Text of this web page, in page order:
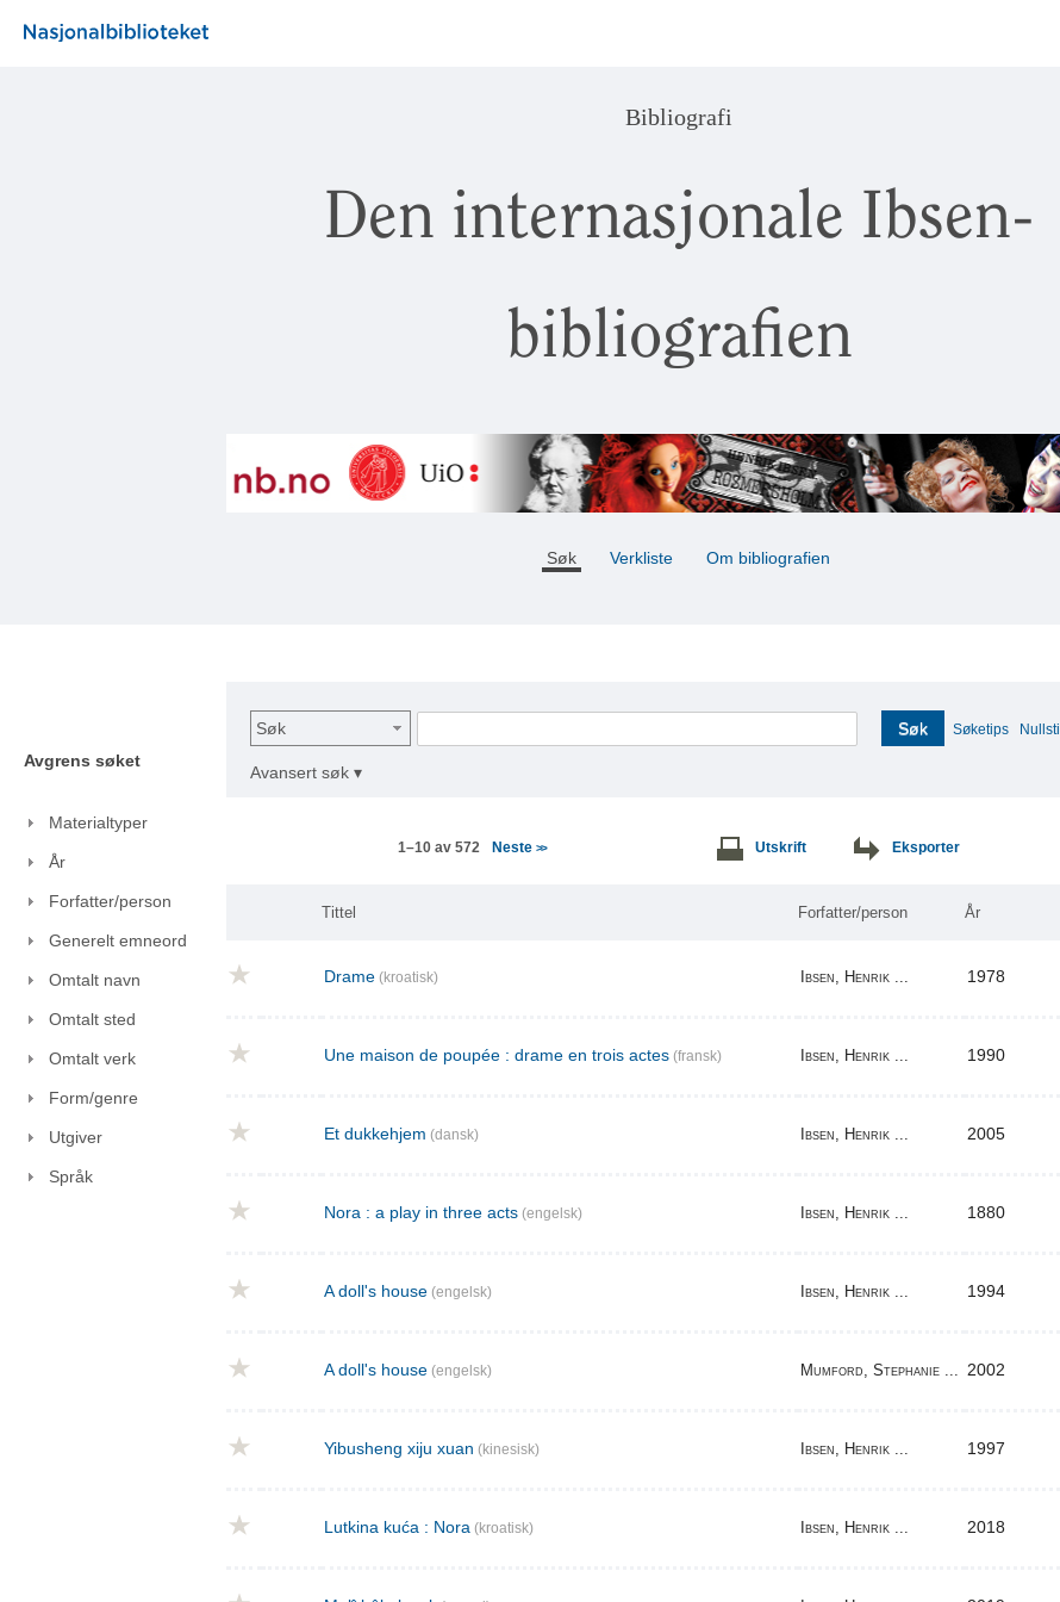
Bibliografi
Den internasjonale Ibsen-
bibliografien
Søk Verkliste Om bibliografien
Avgrens søket
Materialtyper
År
Forfatter/person
Generelt emneord
Omtalt navn
Omtalt sted
Omtalt verk
Form/genre
Utgiver
Språk
Søk Søk Søketips Nullstill
Avansert søk ▾
1–10 av 572 Neste >> Utskrift Eksporter
Tittel Forfatter/person År
Drame (kroatisk) Ibsen, Henrik ... 1978
Une maison de poupée : drame en trois actes (fransk) Ibsen, Henrik ... 1990
Et dukkehjem (dansk) Ibsen, Henrik ... 2005
Nora : a play in three acts (engelsk) Ibsen, Henrik ... 1880
A doll's house (engelsk) Ibsen, Henrik ... 1994
A doll's house (engelsk) Mumford, Stephanie ... 2002
Yibusheng xiju xuan (kinesisk) Ibsen, Henrik ... 1997
Lutkina kuća : Nora (kroatisk) Ibsen, Henrik ... 2018